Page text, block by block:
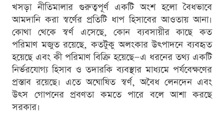
খসড়া নীতিমালার গুরুত্বপূর্ণ একটি অংশ হলো বৈধভাবে
আমদানি করা স্বর্ণের প্রতিটি ধাপ হিসাবের আওতায় আনা।
কোথা থেকে স্বর্ণ এসেছে, কোন ব্যবসায়ীর কাছে কত
পরিমাণ মজুত রয়েছে, কতটুকু অলংকার উৎপাদনে ব্যবহৃত
হয়েছে এবং কী পরিমাণ বিক্রি হয়েছে—এ ধরনের তথ্য একটি
নির্ভরযোগ্য হিসাব ও তদারকি ব্যবস্থার মাধ্যমে পর্যবেক্ষণের
প্রস্তাব রয়েছে। এতে অঘোষিত স্বর্ণ, অবৈধ লেনদেন এবং
উৎস গোপনের প্রবণতা কমতে পারে বলে আশা করছে
সরকার।